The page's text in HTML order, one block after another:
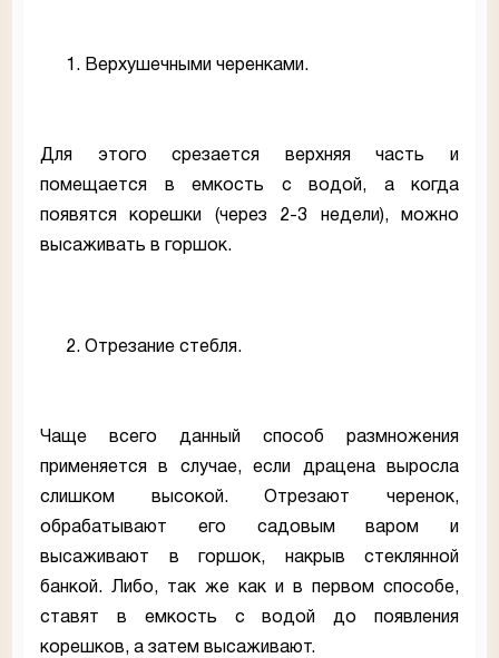
Верхушечными черенками.
Для этого срезается верхняя часть и
помещается в емкость с водой, а когда
появятся корешки (через 2-3 недели), можно
высаживать в горшок.
Отрезание стебля.
Чаще всего данный способ размножения
применяется в случае, если драцена выросла
слишком высокой. Отрезают черенок,
обрабатывают его садовым варом и
высаживают в горшок, накрыв стеклянной
банкой. Либо, так же как и в первом способе,
ставят в емкость с водой до появления
корешков, а затем высаживают.